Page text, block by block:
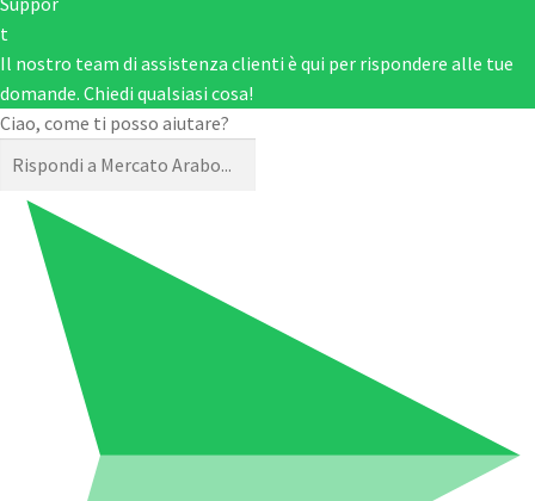
Il nostro team di assistenza clienti è qui per rispondere alle tue
domande. Chiedi qualsiasi cosa!
Ciao, come ti posso aiutare?